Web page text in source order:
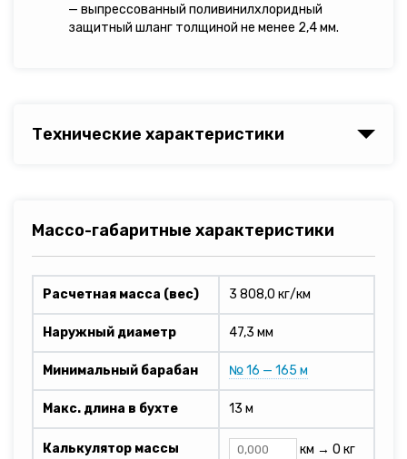
— выпрессованный поливинилхлоридный
защитный шланг толщиной не менее 2,4 мм.
Технические характеристики
Массо-габаритные характеристики
Расчетная масса (вес) 3 808,0 кг/км
Наружный диаметр 47,3 мм
Минимальный барабан № 16 — 165 м
Макс. длина в бухте 13 м
Калькулятор массы км → 0 кг